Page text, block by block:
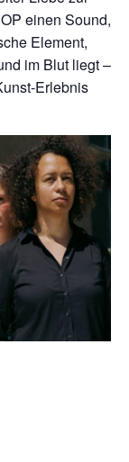
einen Sound,
Element,
im Blut liegt –
Erlebnis